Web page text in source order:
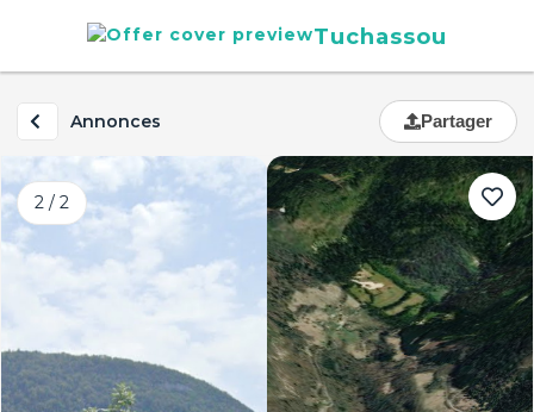
Tuchassou
Annonces Partager
2 / 2